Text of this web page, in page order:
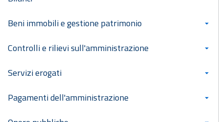
Beni immobili e gestione patrimonio
Controlli e rilievi sull'amministrazione
Servizi erogati
Pagamenti dell'amministrazione